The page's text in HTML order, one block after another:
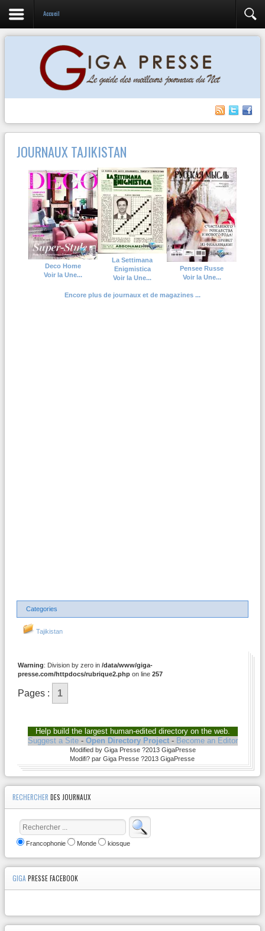
Accueil
JOURNAUX TAJIKISTAN
Deco Home
Voir la Une...
La Settimana
Enigmistica
Voir la Une...
Pensee Russe
Voir la Une...
Encore plus de journaux et de magazines ...
Categories
Tajikistan
Warning: Division by zero in /data/www/giga-
presse.com/httpdocs/rubrique2.php on line 257
Pages : 1
Help build the largest human-edited directory on the web.
Suggest a Site- Open Directory Project- Become an Editor
Modified by Giga Presse ?2013 GigaPresse
Modifi? par Giga Presse ?2013 GigaPresse
RECHERCHER DES JOURNAUX
Francophonie Monde kiosque
GIGAPRESSE FACEBOOK